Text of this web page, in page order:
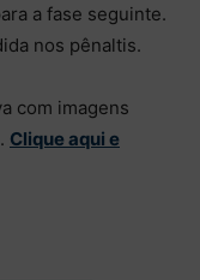
a fase seguinte.
nos pênaltis.
com imagens
Clique aqui e